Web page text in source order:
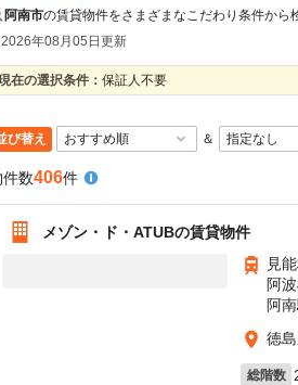
阿南市の賃貸物件をさまざまなこだわり条件から
2026年08月05日更新
在の選択条件： 保証人不要
び替え ＆
件数406件
メゾン・ド・ATUBの賃貸物件
見
阿
阿
徳
総階数